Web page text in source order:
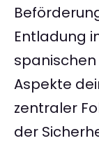
Entladung
Aspekte
zentraler
der